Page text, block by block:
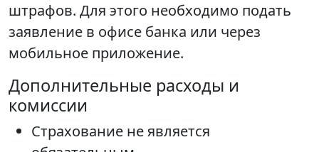
штрафов. Для этого необходимо подать
заявление в офисе банка или через
мобильное приложение.
Дополнительные расходы и
комиссии
Страхование не является